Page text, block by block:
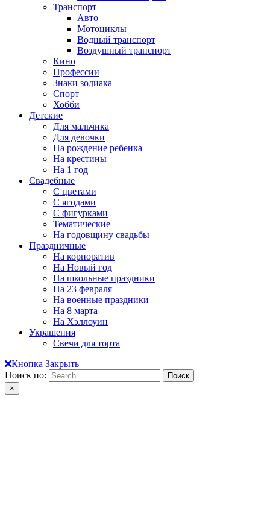
Транспорт
Авто
Мотоциклы
Водный транспорт
Воздушный транспорт
Кино
Профессии
Знаки зодиака
Спорт
Хобби
Детские
Для мальчика
Для девочки
На рождение ребенка
На крестины
На 1 год
Свадебные
С цветами
С ягодами
С фигурками
Тематические
На годовщину свадьбы
Праздничные
На корпоратив
На Новый год
На школьные праздники
На 23 февраля
На военные праздники
На 8 марта
На Хэллоуин
Украшения
Свечи для торта
Кнопка Закрыть
Поиск по:
×